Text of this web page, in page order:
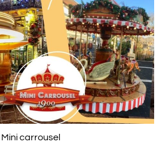
Mini carrousel